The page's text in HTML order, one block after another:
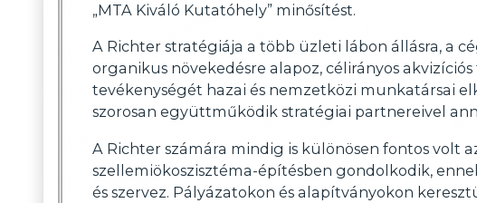
„MTA Kiváló Kutatóhely” minősítést.
A Richter stratégiája a több üzleti lábon állásra, a
organikus növekedésre alapoz, célirányos
tevékenységét hazai és nemzetközi munkatársai
szorosan együttműködik stratégiai partnereivel
A Richter számára mindig is különösen fontos volt
szellemiökoszisztéma-építésben gondolkodik,
és szervez. Pályázatokon és alapítványokon